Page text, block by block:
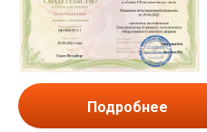
Подробнее